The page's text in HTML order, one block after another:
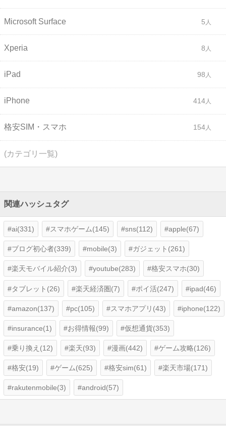
Microsoft Surface 5
Xperia 8
iPad 98
iPhone 414
格安SIM・スマホ 154
(カテゴリ一覧)
関連ハッシュタグ
ai(331) スマホゲーム(145) sns(112) apple(67)
ブログ初心者(339) mobile(3) ガジェット(261)
楽天モバイル紹介(3) youtube(283) 格安スマホ(30)
タブレット(26) 楽天経済圏(7) ポイ活(247) ipad(46)
amazon(137) pc(105) スマホアプリ(43) iphone(122)
insurance(1) お得情報(99) 仮想通貨(353)
乗り換え(12) 楽天(93) 漫画(442) ゲーム攻略(126)
格安(19) ゲーム(625) 格安sim(61) 楽天市場(171)
rakutenmobile(3) android(57)